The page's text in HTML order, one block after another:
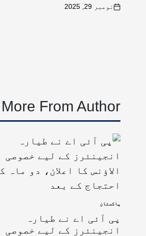
نومبر 29, 2025
More From Author
پاکستان
پی آئی اے نے طیارہ
انجینئرز کے لیے خصوصی